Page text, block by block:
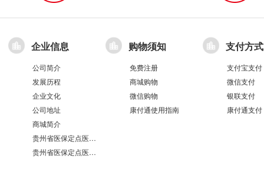
企业信息
公司简介
发展历程
企业文化
公司地址
商城简介
贵州省医保定点医疗机构医保服务情况表（第551分店）
贵州省医保定点医疗机构医保服务情况表（第100分店）
购物须知
免费注册
商城购物
微信购物
康付通使用指南
支付方式
支付宝支付
微信支付
银联支付
康付通支付